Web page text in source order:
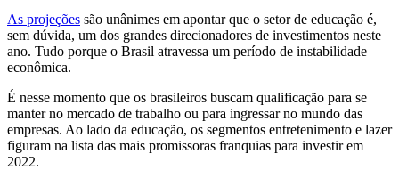
As projeções são unânimes em apontar que o setor de educação é,
sem dúvida, um dos grandes direcionadores de investimentos neste
ano. Tudo porque o Brasil atravessa um período de instabilidade
econômica.
É nesse momento que os brasileiros buscam qualificação para se
manter no mercado de trabalho ou para ingressar no mundo das
empresas. Ao lado da educação, os segmentos entretenimento e lazer
figuram na lista das mais promissoras franquias para investir em
2022.